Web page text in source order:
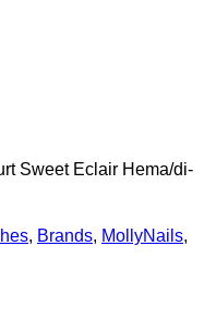
Sweet Eclair Hema/di-
, Brands, MollyNails,